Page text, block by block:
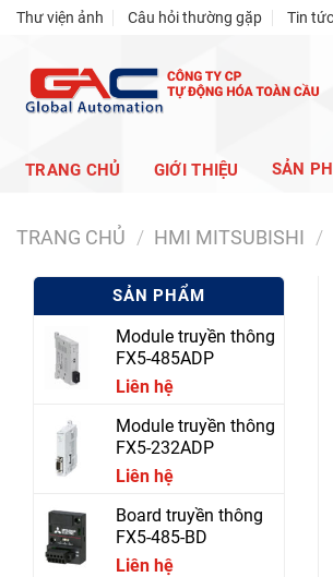
Skip
content
Thư viện ảnh Câu hỏi thường gặp Tin tức
TRANG CHỦ GIỚI THIỆU SẢN
TRANG CHỦ / HMI MITSUBISHI /
SẢN PHẨM
Module truyền thông
FX5-485ADP
Liên hệ
Module truyền thông
FX5-232ADP
Liên hệ
Board truyền thông
FX5-485-BD
Liên hệ